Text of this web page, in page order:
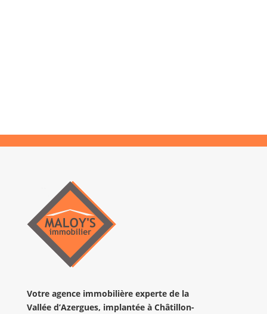
Votre agence immobilière experte de la
Vallée d’Azergues, implantéeà Châtillon-